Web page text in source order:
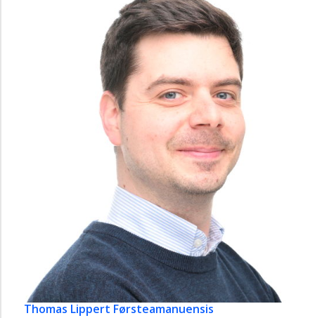
Thomas Lippert Førsteamanuensis